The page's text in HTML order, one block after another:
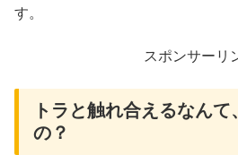
す。
スポンサーリ
トラと触れ合えるなん
の？